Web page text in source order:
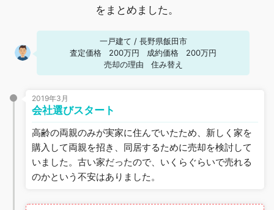
をまとめました。
一戸建て / 長野県飯田市
査定価格
200万円 成約価格
200万円
売却の理由
住み替え
2019年3月
会社選びスタート
高齢の両親のみが実家に住んでいたため、新しく家を
購入して両親を招き、同居するために売却を検討して
いました。古い家だったので、いくらぐらいで売れる
のかという不安はありました。